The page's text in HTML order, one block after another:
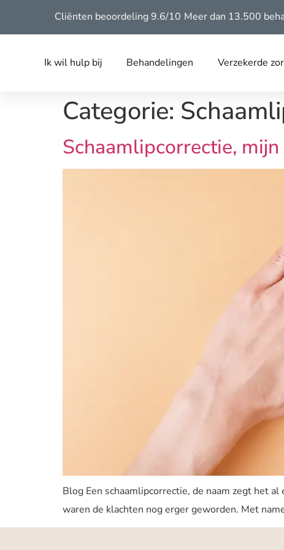
Cliënten beoordeling 9.6/10 Meer dan 13.500
Ik wil hulp bij Behandelingen Verzekerde
Categorie:
Schaamlipcorrectie,
Blog Een schaamlipcorrectie, de naam zegt het
waren de klachten nog erger geworden. Met